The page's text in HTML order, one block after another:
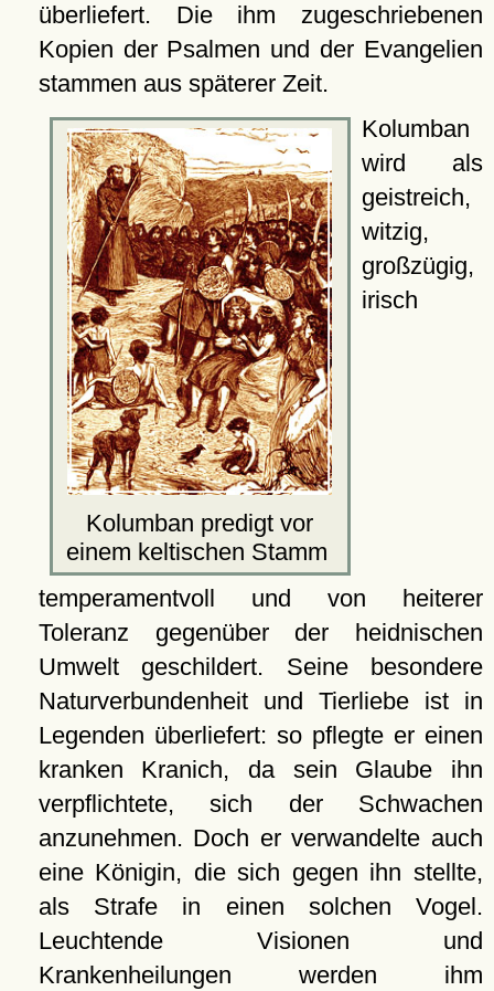
überliefert. Die ihm zugeschriebenen
Kopien der Psalmen und der Evangelien
stammen aus späterer Zeit.
Kolumban predigt vor
einem keltischen Stamm
Kolumban
wird als
geistreich,
witzig,
großzügig,
irisch
temperamentvoll und von heiterer
Toleranz gegenüber der heidnischen
Umwelt geschildert. Seine besondere
Naturverbundenheit und Tierliebe ist in
Legenden überliefert: so pflegte er einen
kranken Kranich, da sein Glaube ihn
verpflichtete, sich der Schwachen
anzunehmen. Doch er verwandelte auch
eine Königin, die sich gegen ihn stellte,
als Strafe in einen solchen Vogel.
Leuchtende Visionen und
Krankenheilungen werden ihm